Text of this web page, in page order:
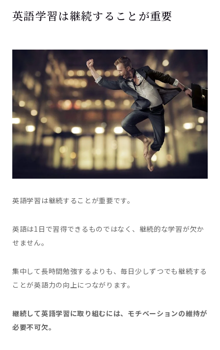
英語学習は継続することが重要
英語学習は継続することが重要です。
英語は1日で習得できるものではなく、継続的な学習が欠か
せません。
集中して長時間勉強するよりも、毎日少しずつでも継続する
ことが英語力の向上につながります。
継続して英語学習に取り組むには、モチベーションの維持が
必要不可欠。